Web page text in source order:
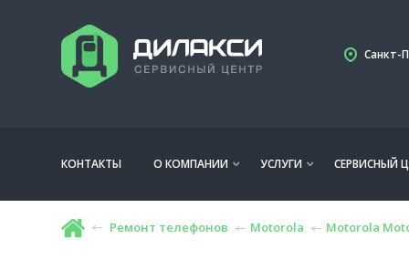
Санкт-
КОНТАКТЫ О КОМПАНИИ УСЛУГИ СЕРВИСНЫЙ
Ремонт телефонов Motorola Motorola